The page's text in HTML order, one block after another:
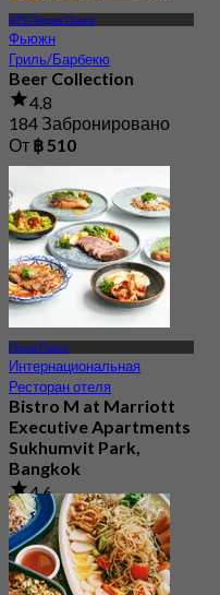
BTS Пхром Пхонг
Фьюжн
Гриль/Барбекю
Beer Collection
4.8
184 Забронировано
От ฿ 510
Пром Пхонг
Интернациональная
Ресторан отеля
Bistro M at Marriott
Executive Apartments
Sukhumvit Park,
Bangkok
4.6
783 Забронировано
От฿ 790